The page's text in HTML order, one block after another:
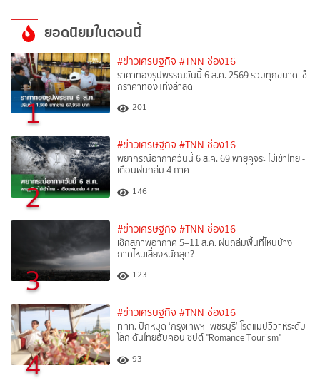
ยอดนิยมในตอนนี้
1
#ข่าวเศรษฐกิจ #TNN ช่อง16
ราคาทองรูปพรรณวันนี้ 6 ส.ค. 2569 รวมทุกขนาด เช็
กราคาทองแท่งล่าสุด
201
2
#ข่าวเศรษฐกิจ #TNN ช่อง16
พยากรณ์อากาศวันนี้ 6 ส.ค. 69 พายุคูจิระ ไม่เข้าไทย -
เตือนฝนถล่ม 4 ภาค
146
3
#ข่าวเศรษฐกิจ #TNN ช่อง16
เช็กสภาพอากาศ 5–11 ส.ค. ฝนถล่มพื้นที่ไหนบ้าง
ภาคไหนเสี่ยงหนักสุด?
123
4
#ข่าวเศรษฐกิจ #TNN ช่อง16
ททท. ปักหมุด ‘กรุงเทพฯ-เพชรบุรี’ โรดแมปวิวาห์ระดับ
โลก ดันไทยฮับคอนเซปต์ "Romance Tourism"
93